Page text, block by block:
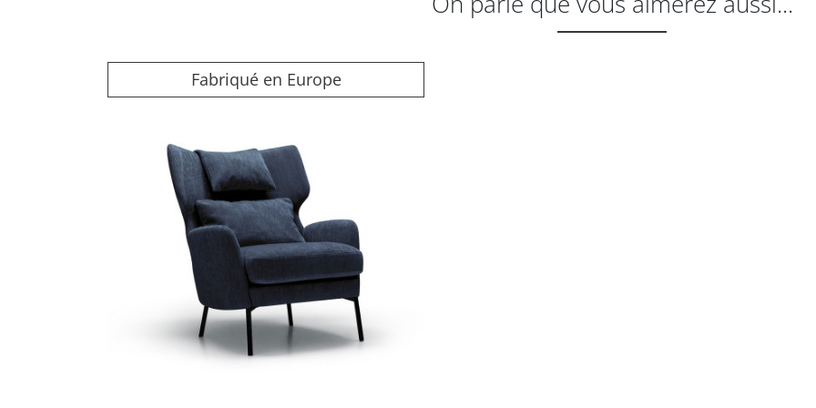
Fabriqué en Europe